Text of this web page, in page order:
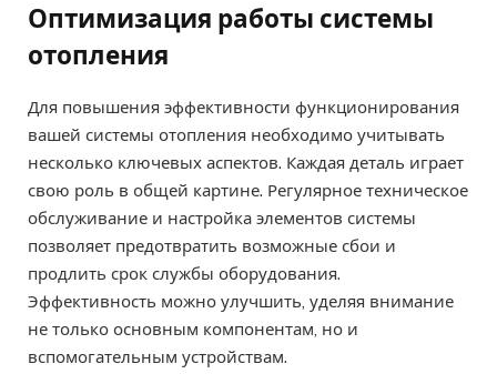
Оптимизация работы системы
отопления
Для повышения эффективности функционирования
вашей системы отопления необходимо учитывать
несколько ключевых аспектов. Каждая деталь играет
свою роль в общей картине. Регулярное техническое
обслуживание и настройка элементов системы
позволяет предотвратить возможные сбои и
продлить срок службы оборудования.
Эффективность можно улучшить, уделяя внимание
не только основным компонентам, но и
вспомогательным устройствам.